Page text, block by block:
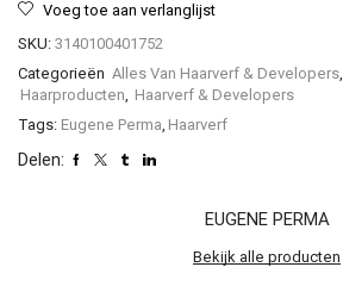
aantal
Voeg toe aan verlanglijst
SKU: 3140100401752
Categorieën Alles Van Haarverf & Developers,
Haarproducten, Haarverf & Developers
Tags: Eugene Perma, Haarverf
Delen:
EUGENE PERMA
Bekijk alle producten